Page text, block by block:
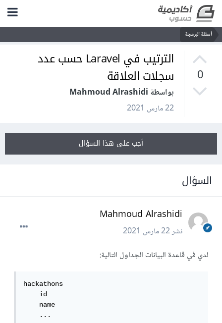
أسئلة البرمجة
0
الترتيب في Laravel حسب عدد
سجلات العلاقة
بواسطة Mahmoud Alrashidi
22 مارس 2021
أجب على هذا السؤال
السؤال
Mahmoud Alrashidi
نشر22 مارس 2021
لدي في قاعدة البيانات الجداول التالية:
hackathons
    id
    name
    ...